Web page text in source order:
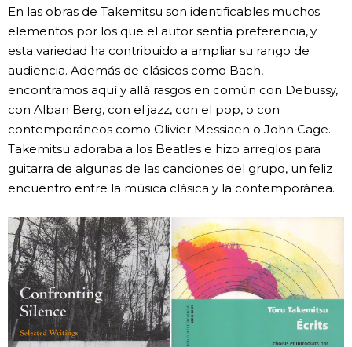
En las obras de Takemitsu son identificables muchos
elementos por los que el autor sentía preferencia, y
esta variedad ha contribuido a ampliar su rango de
audiencia. Además de clásicos como Bach,
encontramos aquí y allá rasgos en común con Debussy,
con Alban Berg, con el jazz, con el pop, o con
contemporáneos como Olivier Messiaen o John Cage.
Takemitsu adoraba a los Beatles e hizo arreglos para
guitarra de algunas de las canciones del grupo, un feliz
encuentro entre la música clásica y la contemporánea.